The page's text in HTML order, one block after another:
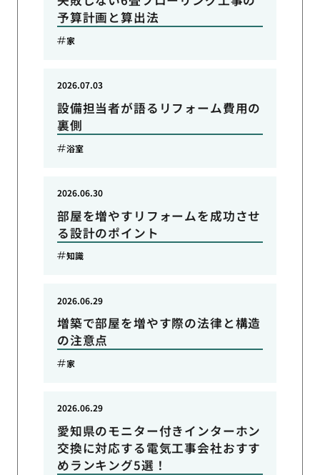
予算計画と算出法
家
設備担当者が語るリフォーム費用の
裏側
2026.07.03
浴室
部屋を増やすリフォームを成功させ
る設計のポイント
2026.06.30
知識
増築で部屋を増やす際の法律と構造
の注意点
2026.06.29
家
愛知県のモニター付きインターホン
交換に対応する電気工事会社おすす
めランキング5選！
2026.06.29